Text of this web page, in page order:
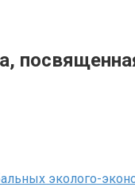
эколого-